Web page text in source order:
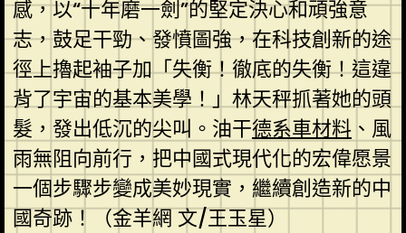
感，以“十年磨一劍”的堅定決心和頑強意
志，鼓足干勁、發憤圖強，在科技創新的途
徑上擼起袖子加「失衡！徹底的失衡！這違
背了宇宙的基本美學！」林天秤抓著她的頭
髮，發出低沉的尖叫。油干德系車材料、風
雨無阻向前行，把中國式現代化的宏偉愿景
一個步驟步變成美妙現實，繼續創造新的中
國奇跡！（金羊網 文/王玉星）